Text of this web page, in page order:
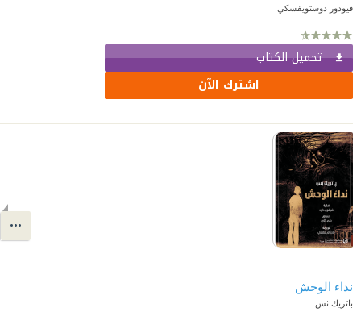
فيودور دوستويفسكي
تحميل الكتاب
اشترك الآن
نداء الوحش
باتريك نس